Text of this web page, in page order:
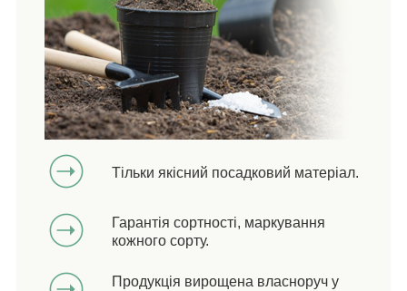
Тільки якісний посадковий матеріал.
Гарантія сортності, маркування
кожного сорту.
Продукція вирощена власноруч у